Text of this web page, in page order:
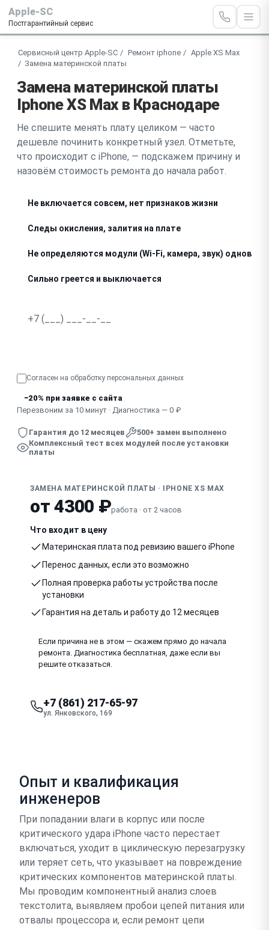
Apple-SC
Постгарантийный сервис
Сервисный центр Apple-SC Ремонт iphone
Apple XS Max
Замена материнской платы
Замена материнской платы
Iphone XS Max в Краснодаре
Не спешите менять плату целиком — часто
дешевле починить конкретный узел. Отметьте,
что происходит с iPhone, — подскажем причину и
назовём стоимость ремонта до начала работ.
Не включается совсем, нет признаков жизни
Следы окисления, залития на плате
Не определяются модули (Wi-Fi, камера, звук)
Сильно греется и выключается
Согласен на обработку персональных данных
−20% при заявке с сайта
Перезвоним за 10 минут · Диагностика — 0 ₽
Гарантия до 12 месяцев
500+ замен выполнено
Комплексный тест всех модулей после установки
платы
ЗАМЕНА МАТЕРИНСКОЙ ПЛАТЫ · IPHONE XS MAX
от 4300 ₽работа · от 2 часов
Что входит в цену
Материнская плата под ревизию вашего iPhone
Перенос данных, если это возможно
Полная проверка работы устройства после
установки
Гарантия на деталь и работу до 12 месяцев
Если причина не в этом — скажем прямо до начала
ремонта. Диагностика бесплатная, даже если вы
решите отказаться.
+7 (861) 217-65-97
ул. Янковского, 169
Опыт и квалификация
инженеров
При попадании влаги в корпус или после
критического удара iPhone часто перестает
включаться, уходит в циклическую перезагрузку
или теряет сеть, что указывает на повреждение
критических компонентов материнской платы.
Мы проводим компонентный анализ слоев
текстолита, выявляем пробои цепей питания или
отвалы процессора и, если ремонт цепи